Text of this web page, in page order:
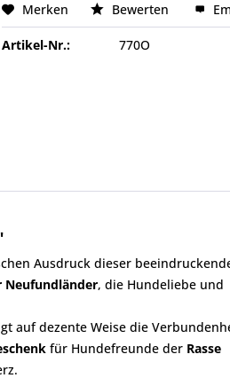
Merken Bewerten
Artikel-Nr.: 770O
Ausdruck dieser
Neufundländer, die Hundeliebe und
auf dezente Weise die
für Hundefreunde der Rasse